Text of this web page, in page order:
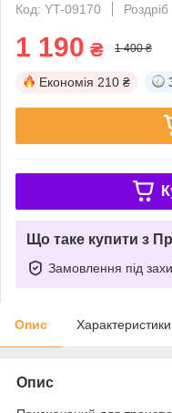
Код: YT-09170
Роздріб
1 190 ₴ 1 400 ₴
Економія 210 ₴
Що таке купити з
Замовлення під
Опис Характеристики
Опис